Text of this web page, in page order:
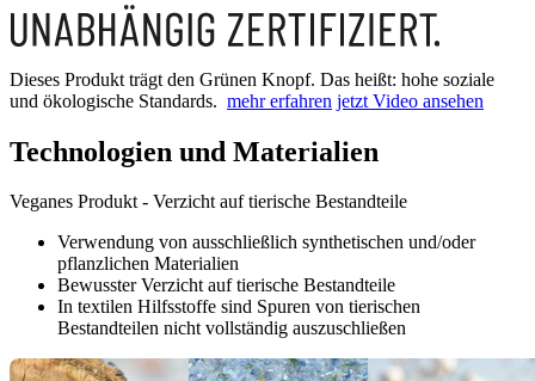
Dieses Produkt trägt den Grünen Knopf. Das heißt: hohe soziale
und ökologische Standards. mehr erfahren jetzt Video ansehen
Technologien und Materialien
Veganes Produkt - Verzicht auf tierische Bestandteile
Verwendung von ausschließlich synthetischen und/oder
pflanzlichen Materialien
Bewusster Verzicht auf tierische Bestandteile
In textilen Hilfsstoffe sind Spuren von tierischen
Bestandteilen nicht vollständig auszuschließen